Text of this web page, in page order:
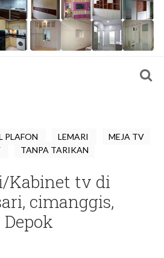
PLAFON LEMARI
MEJA TV
TANPA TARIKAN
Kabinet tv di
cimanggis,
Depok